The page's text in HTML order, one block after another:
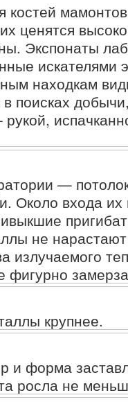
костей
ценятся
Экспонаты
искателями
находкам
поисках
—
Около входа
не
излучаемого
фигурно
крупнее.
и форма
росла не